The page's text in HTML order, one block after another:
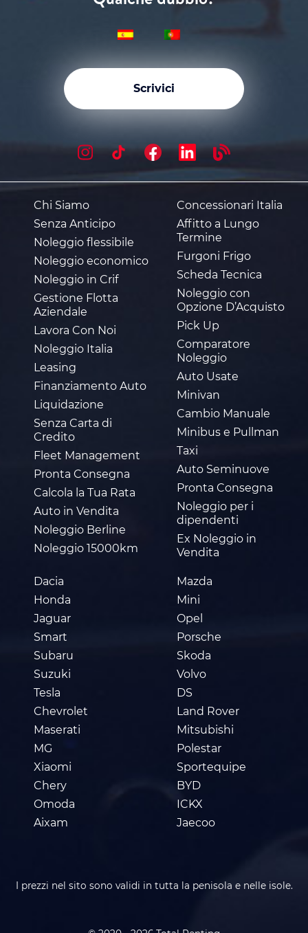
Scrivici
Chi Siamo
Senza Anticipo
Noleggio flessibile
Noleggio economico
Noleggio in Crif
Gestione Flotta
Aziendale
Lavora Con Noi
Noleggio Italia
Leasing
Finanziamento Auto
Liquidazione
Senza Carta di
Credito
Fleet Management
Pronta Consegna
Calcola la Tua Rata
Auto in Vendita
Noleggio Berline
Noleggio 15000km
Dacia
Honda
Jaguar
Smart
Subaru
Suzuki
Tesla
Chevrolet
Maserati
MG
Xiaomi
Chery
Omoda
Aixam
Mazda
Mini
Opel
Porsche
Skoda
Volvo
DS
Land Rover
Mitsubishi
Polestar
Sportequipe
BYD
ICKX
Jaecoo
Concessionari Italia
Affitto a Lungo
Termine
Furgoni Frigo
Scheda Tecnica
Noleggio con
Opzione D’Acquisto
Pick Up
Comparatore
Noleggio
Auto Usate
Minivan
Cambio Manuale
Minibus e Pullman
Taxi
Auto Seminuove
Pronta Consegna
Noleggio per i
dipendenti
Ex Noleggio in
Vendita
I prezzi nel sito sono validi in tutta la penisola e nelle isole.